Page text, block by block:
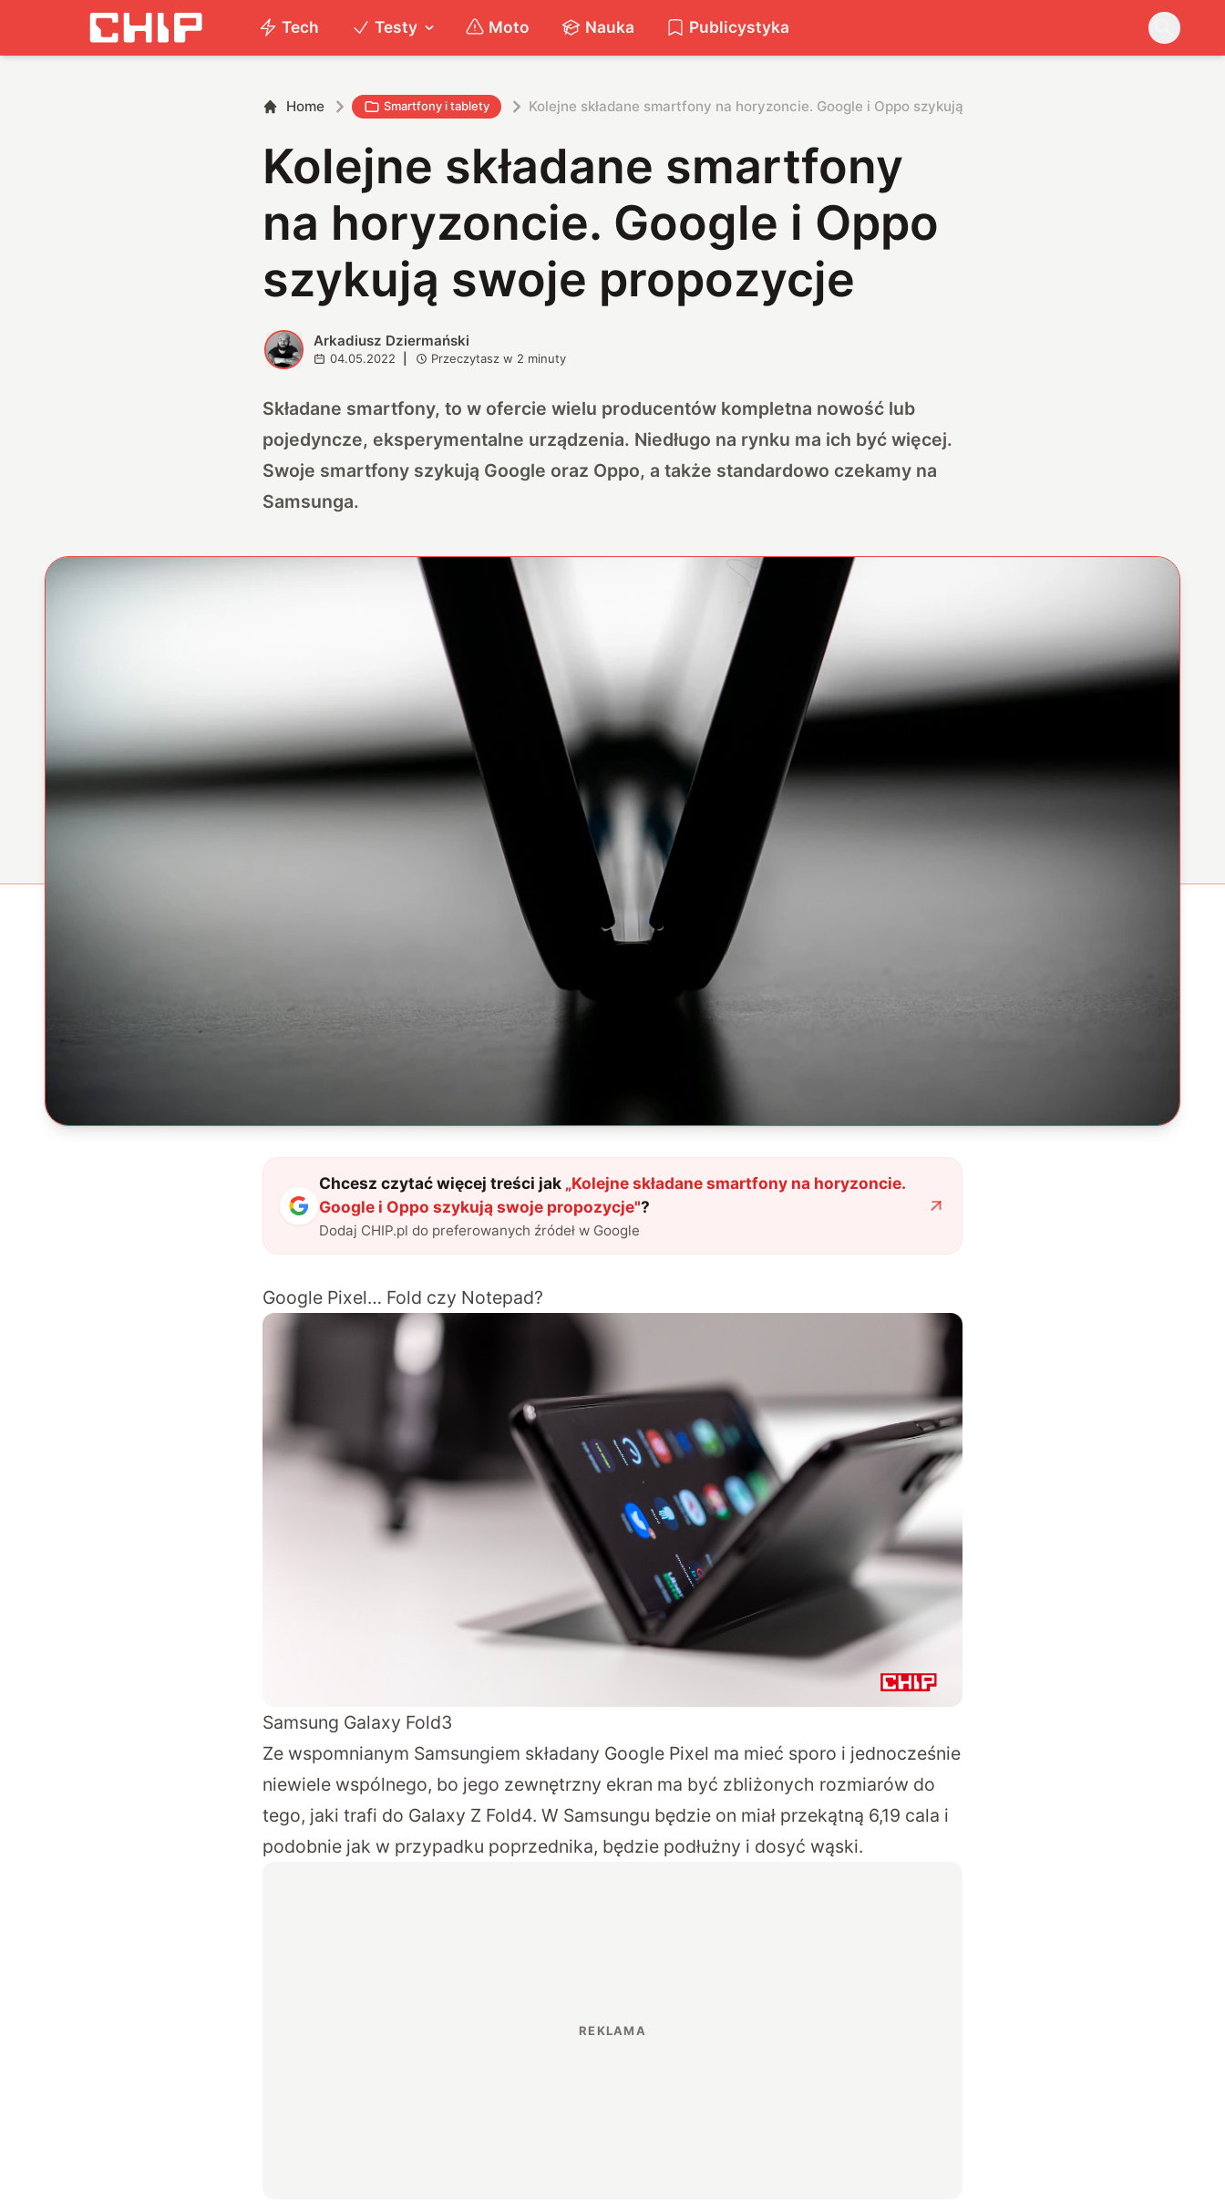
Tech Testy Moto Nauka Publicystyka
Home Smartfony i tablety Kolejne składane smartfony na horyzoncie. Google i Oppo szykują swoje propozycje
Kolejne składane smartfony
na horyzoncie. Google i Oppo
szykują swoje propozycje
A Arkadiusz Dziermański
04.05.2022 Przeczytasz w 2 minuty
Składane smartfony, to w ofercie wielu producentów kompletna nowość lub
pojedyncze, eksperymentalne urządzenia. Niedługo na rynku ma ich być więcej.
Swoje smartfony szykują Google oraz Oppo, a także standardowo czekamy na
Samsunga.
Chcesz czytać więcej treści jak „Kolejne składane smartfony na horyzoncie.
Google i Oppo szykują swoje propozycje"?
Dodaj CHIP.pl do preferowanych źródeł w Google
Google Pixel… Fold czy Notepad?
Samsung Galaxy Fold3
Ze wspomnianym Samsungiem składany Google Pixel ma mieć sporo i jednocześnie
niewiele wspólnego, bo jego zewnętrzny ekran ma być zbliżonych rozmiarów do
tego, jaki trafi do Galaxy Z Fold4. W Samsungu będzie on miał przekątną 6,19 cala i
podobnie jak w przypadku poprzednika, będzie podłużny i dosyć wąski.